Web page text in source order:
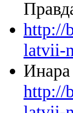
http://
latvii-
http://